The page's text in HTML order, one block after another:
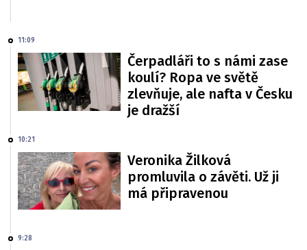
11:09
Čerpadláři to s námi zase
koulí? Ropa ve světě
zlevňuje, ale nafta v Česku
je dražší
10:21
Veronika Žilková
promluvila o závěti. Už ji
má připravenou
9:28